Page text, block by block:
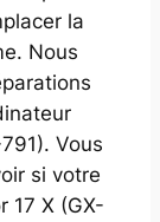
la
Nous
Vous
si votre
17 X (GX-